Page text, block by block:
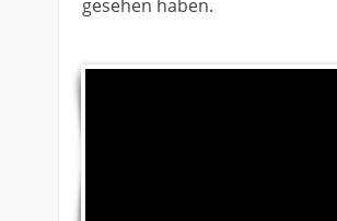
gesehen haben.